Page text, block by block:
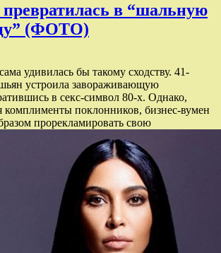
в “шальную
(ФОТО)
удивилась бы такому сходству. 41-
устроила завораживающую
в секс-символ 80-х. Однако,
комплименты поклонников, бизнес-вумен
прорекламировать свою